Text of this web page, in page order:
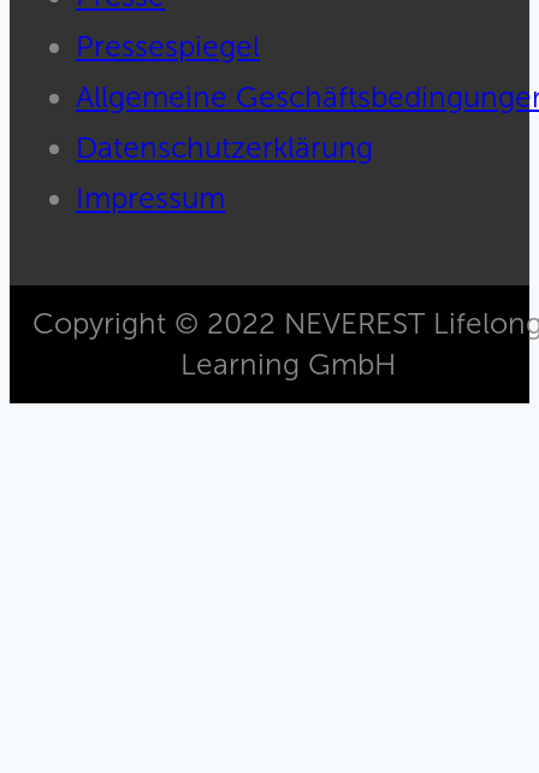
Pressespiegel
Allgemeine
Datenschutzerklärung
Impressum
Copyright © 2022 NEVEREST
Learning GmbH